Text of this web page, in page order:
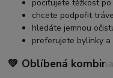
pociťujete těžkost
chcete podpořit
hledáte jemnou
preferujete bylinky
💚 Oblíbená